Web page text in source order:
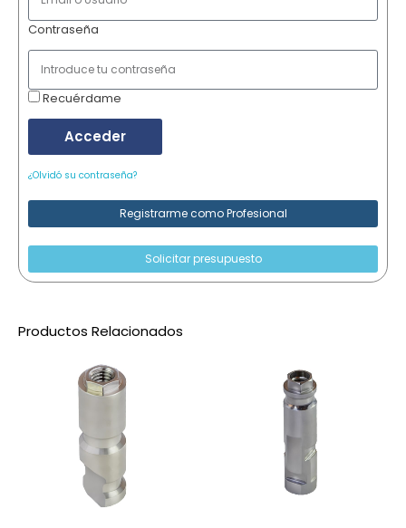
Contraseña
Recuérdame
Acceder
¿Olvidó su contraseña?
Registrarme como Profesional
Solicitar presupuesto
Productos Relacionados